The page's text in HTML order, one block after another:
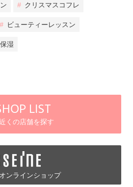
# クリスマスコフレ
# ビューティーレッスン
湿
LIST
くの店舗を探す
ンラインショップ